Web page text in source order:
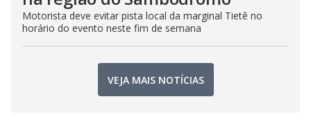
Motorista deve evitar pista local da marginal Tietê no
horário do evento neste fim de semana
VEJA MAIS NOTÍCIAS